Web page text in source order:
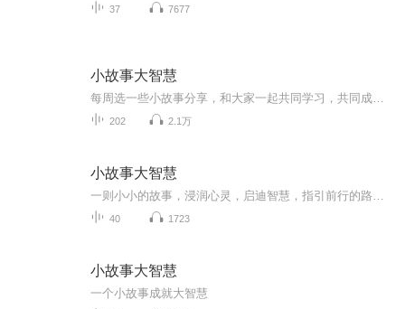
37 7677
小故事大智慧
202 2.1万
小故事大智慧
40 1723
小故事大智慧
一个小故事成就大智慧